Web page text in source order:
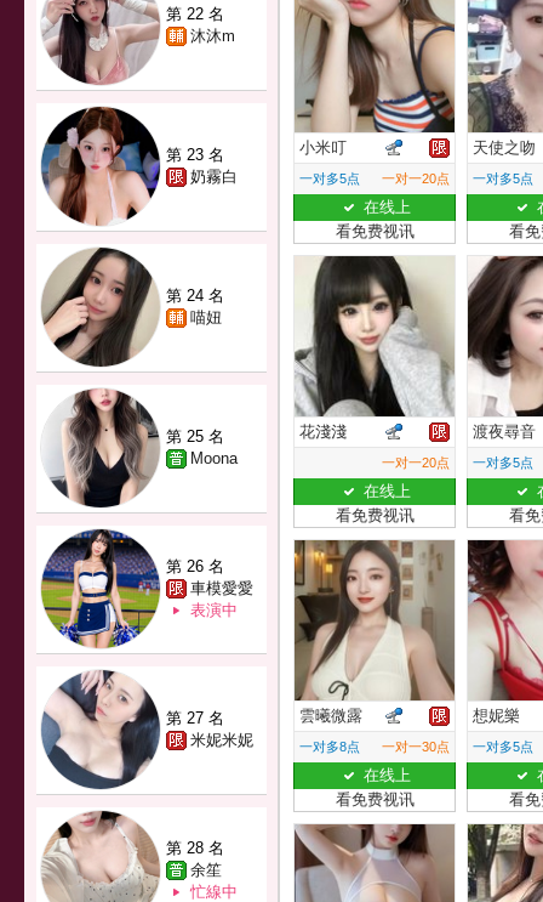
第 22 名
沐沐m
第 23 名
奶霧白
第 24 名
喵妞
第 25 名
Moona
第 26 名
車模愛愛
表演中
第 27 名
米妮米妮
第 28 名
余笙
忙線中
小米叮
一对多5点 一对一20点
在线上
看免费视讯
天使之吻
一对多5点
看
花淺淺
一对一20点
在线上
看免费视讯
渡夜尋音
一对多5点
看
雲曦微露
一对多8点 一对一30点
在线上
看免费视讯
想妮樂
一对多5点
看